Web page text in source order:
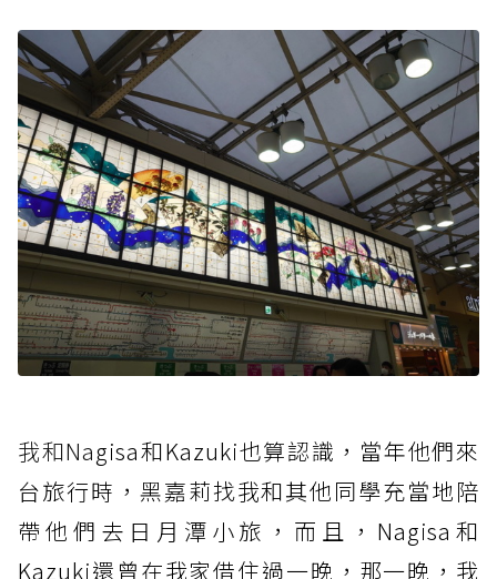
我和Nagisa和Kazuki也算認識，當年他們來
台旅行時，黑嘉莉找我和其他同學充當地陪
帶他們去日月潭小旅，而且，Nagisa和
Kazuki還曾在我家借住過一晚，那一晚，我